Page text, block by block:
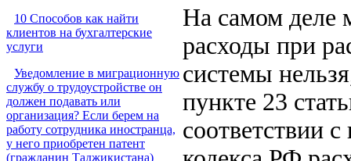
10 Способов как найти
клиентов на бухгалтерские
услуги
Уведомление в миграционную
службу о трудоустройстве он
должен подавать или
организация? Если берем на
работу сотрудника иностранца,
у него приобретен патент
(гражданин Таджикистана)
На самом деле
расходы при
системы
пункте 23
соответствии